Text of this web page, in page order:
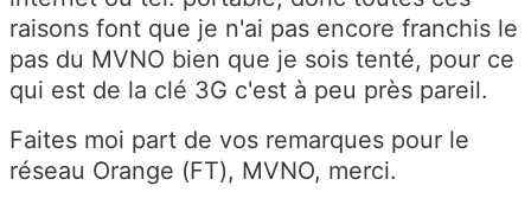
raisons font que je n'ai pas encore franchis le
pas du MVNO bien que je sois tenté, pour ce
qui est de la clé 3G c'est à peu près pareil.
Faites moi part de vos remarques pour le
réseau Orange (FT), MVNO, merci.